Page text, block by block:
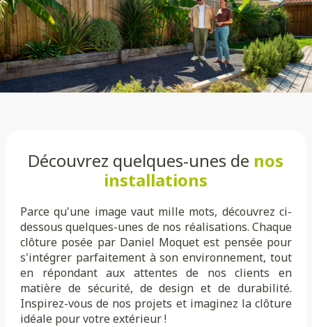
Découvrez quelques-unes de nos
installations
Parce qu'une image vaut mille mots, découvrez ci-
dessous quelques-unes de nos réalisations. Chaque
clôture posée par Daniel Moquet est pensée pour
s'intégrer parfaitement à son environnement, tout
en répondant aux attentes de nos clients en
matière de sécurité, de design et de durabilité.
Inspirez-vous de nos projets et imaginez la clôture
idéale pour votre extérieur !